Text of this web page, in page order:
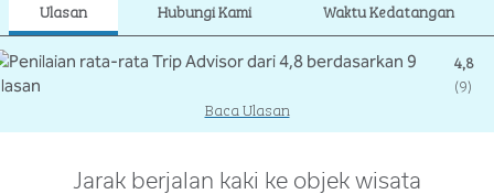
Ulasan Hubungi Kami Waktu Kedatangan
4,8
(9)
Baca Ulasan
Jarak berjalan kaki ke objek wisata